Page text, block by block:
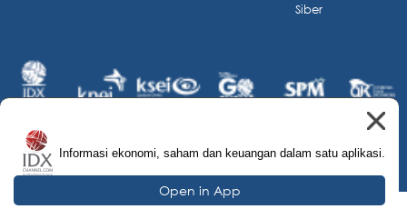
Siber
© 2026 IDX Channel. All Rights Reserved.
Informasi ekonomi, saham dan keuangan dalam satu aplikasi.
Open in App